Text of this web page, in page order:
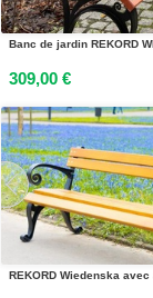
309,00 €